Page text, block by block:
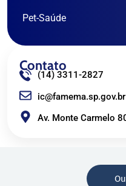
Pet-Saúde
Contato
(14) 3311-2827
ic@famema.sp.gov.br
Av. Monte Carmelo